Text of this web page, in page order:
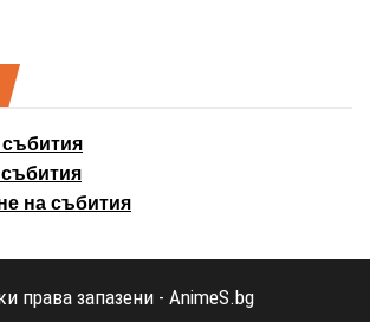
на събития
права запазени - AnimeS.bg